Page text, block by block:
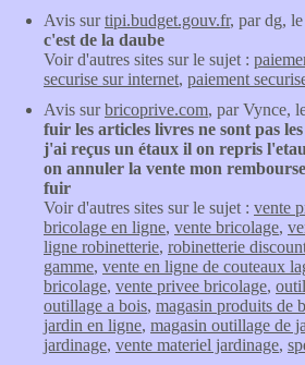
Avis surtipi.budget.gouv.fr, par dg,
c'est de la daube
Voir d'autres sites sur le sujet :
securise sur internet, paiement
Avis surbricoprive.com, par Vynce,
fuir les articles livres ne sont pas
j'ai reçus un étaux il on repris
on annuler la vente mon
fuir
Voir d'autres sites sur le sujet : vente
bricolage en ligne, vente bricolage,
ligne robinetterie, robinetterie
gamme, vente en ligne de couteaux
bricolage, vente privee bricolage,
outillage a bois, magasin produits de
jardin en ligne, magasin outillage de
jardinage, vente materiel jardinage,